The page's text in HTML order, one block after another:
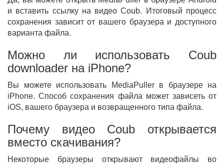
и вставить ссылку на видео Coub. Итоговый процесс
сохранения зависит от вашего браузера и доступного
варианта файла.
Можно ли использовать Coub
downloader на iPhone?
Вы можете использовать MediaPuller в браузере на
iPhone. Способ сохранения файла может зависеть от
iOS, вашего браузера и возвращенного типа файла.
Почему видео Coub открывается
вместо скачивания?
Некоторые браузеры открывают видеофайлы во